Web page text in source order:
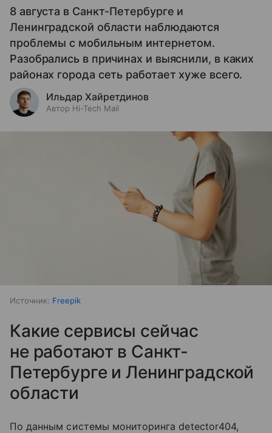
8 августа в Санкт-Петербурге и
Ленинградской области наблюдаются
проблемы с мобильным интернетом.
Разобрались в причинах и выяснили, в каких
районах города сеть работает хуже всего.
Ильдар Хайретдинов
Автор Hi-Tech Mail
Источник: Freepik
Какие сервисы сейчас
не работают в Санкт-
Петербурге и Ленинградской
области
По данным системы мониторинга detector404,